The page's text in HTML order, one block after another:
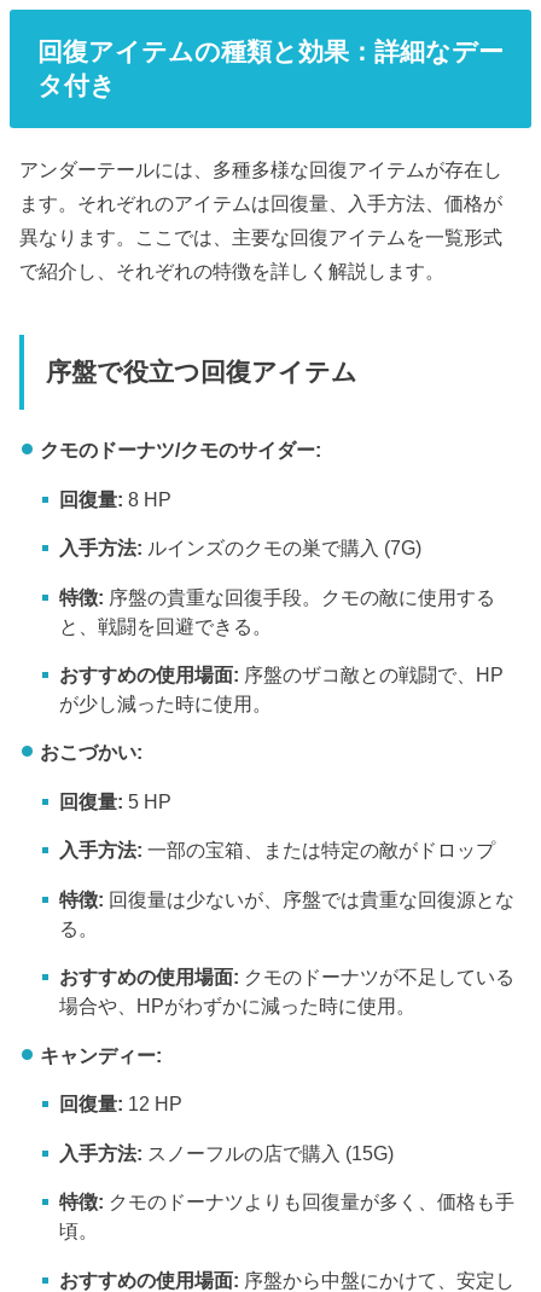
回復アイテムの種類と効果：詳細なデー
タ付き
アンダーテールには、多種多様な回復アイテムが存在し
ます。それぞれのアイテムは回復量、入手方法、価格が
異なります。ここでは、主要な回復アイテムを一覧形式
で紹介し、それぞれの特徴を詳しく解説します。
序盤で役立つ回復アイテム
クモのドーナツ/クモのサイダー:
回復量: 8 HP
入手方法: ルインズのクモの巣で購入 (7G)
特徴: 序盤の貴重な回復手段。クモの敵に使用する
と、戦闘を回避できる。
おすすめの使用場面: 序盤のザコ敵との戦闘で、HP
が少し減った時に使用。
おこづかい:
回復量: 5 HP
入手方法: 一部の宝箱、または特定の敵がドロップ
特徴: 回復量は少ないが、序盤では貴重な回復源とな
る。
おすすめの使用場面: クモのドーナツが不足している
場合や、HPがわずかに減った時に使用。
キャンディー:
回復量: 12 HP
入手方法: スノーフルの店で購入 (15G)
特徴: クモのドーナツよりも回復量が多く、価格も手
頃。
おすすめの使用場面: 序盤から中盤にかけて、安定し